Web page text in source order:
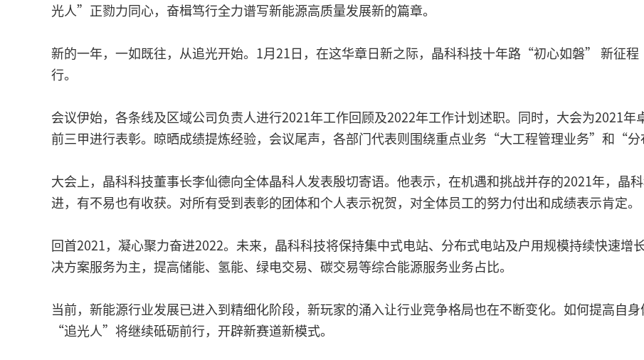
光人”正勠力同心，奋楫笃行全力谱写新能源高质量发展新的篇章。
新的一年，一如既往，从追光开始。1月21日，在这华章日新之际，晶科科技十年路“初心如磐” 新
行。
会议伊始，各条线及区域公司负责人进行2021年工作回顾及2022年工作计划述职。同时，大会为2021
前三甲进行表彰。晾晒成绩提炼经验，会议尾声，各部门代表则围绕重点业务“大工程管理业务”和“分
大会上，晶科科技董事长李仙德向全体晶科人发表殷切寄语。他表示，在机遇和挑战并存的2021年，晶
进，有不易也有收获。对所有受到表彰的团体和个人表示祝贺，对全体员工的努力付出和成绩表示肯定。
回首2021，凝心聚力奋进2022。未来，晶科科技将保持集中式电站、分布式电站及户用规模持续快速增
决方案服务为主，提高储能、氢能、绿电交易、碳交易等综合能源服务业务占比。
当前，新能源行业发展已进入到精细化阶段，新玩家的涌入让行业竞争格局也在不断变化。如何提高自
“追光人”将继续砥砺前行，开辟新赛道新模式。